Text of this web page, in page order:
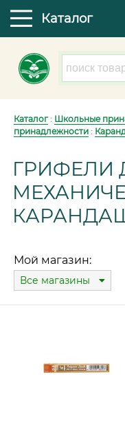
Каталог
Каталог: Школьные
принадлежности :
ГРИФЕЛИ
Мой магазин:
Все магазины